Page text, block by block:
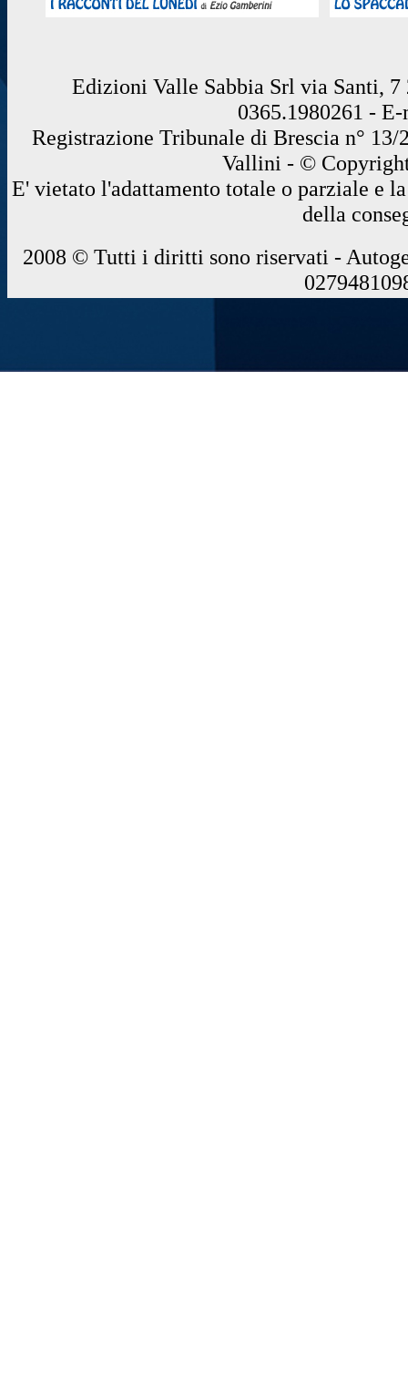
Edizioni Valle Sabbia Srl via Santi, 7
0365.1980261 -
Registrazione Tribunale di Brescia n°
Vallini - ©
E' vietato l'adattamento totale o parziale e
della
2008 © Tutti i diritti sono riservati -